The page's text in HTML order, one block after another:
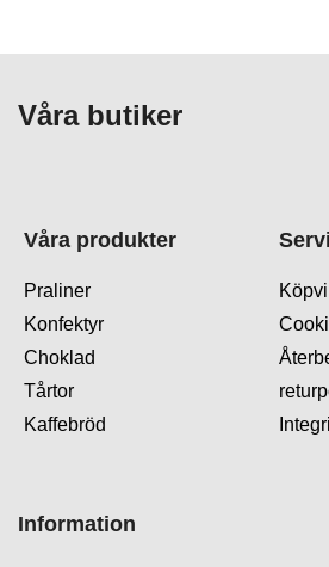
Våra butiker
Våra produkter
Praliner
Konfektyr
Choklad
Tårtor
Kaffebröd
Information